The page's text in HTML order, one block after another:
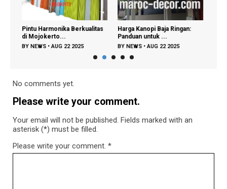
Pintu Harmonika Berkualitas
di Mojokerto...
BY NEWS •AUG 22 2025
Harga Kanopi Baja Ringan:
Panduan untuk ...
BY NEWS •AUG 22 2025
No comments yet.
Please write your comment.
Your email will not be published. Fields marked with an
asterisk (*) must be filled.
Please write your comment. *